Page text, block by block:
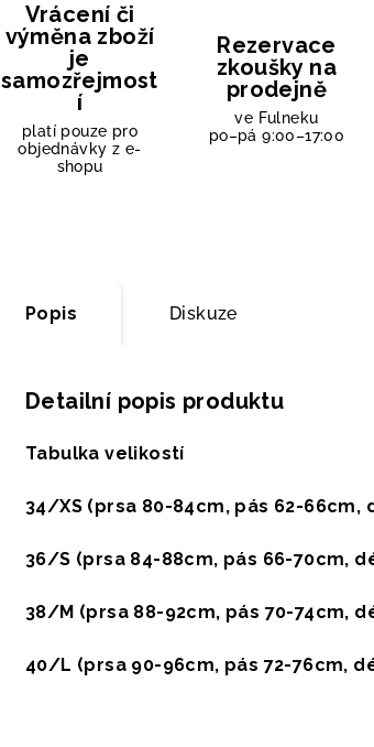
Vrácení či
výměna zboží
je
samozřejmost
í
platí pouze pro
objednávky z e-
shopu
Rezervace
zkoušky na
prodejně
ve Fulneku
po–pá 9:00–17:00
Popis Diskuze
Detailní popis produktu
Tabulka velikostí
34/XS (prsa 80-84cm, pás 62-66cm,
36/S (prsa 84-88cm, pás 66-70cm,
38/M (prsa 88-92cm, pás 70-74cm,
40/L (prsa 90-96cm, pás 72-76cm,